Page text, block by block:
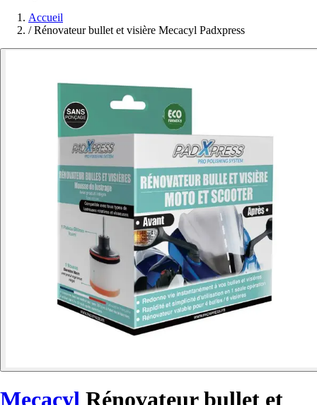
Accueil
/ Rénovateur bullet et visière Mecacyl Padxpress
Mecacyl Rénovateur bullet et